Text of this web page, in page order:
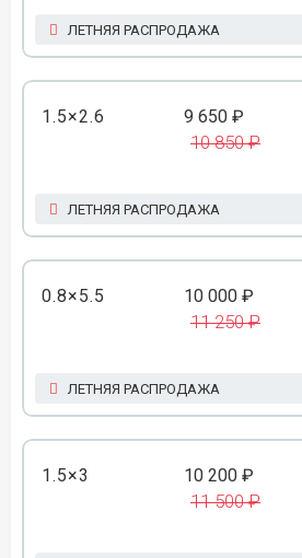
ЛЕТНЯЯ РАСПРОДАЖА
1.5×2.6 9 650 ₽
10 850 ₽
ЛЕТНЯЯ РАСПРОДАЖА
0.8×5.5 10 000 ₽
11 250 ₽
ЛЕТНЯЯ РАСПРОДАЖА
1.5×3 10 200 ₽
11 500 ₽